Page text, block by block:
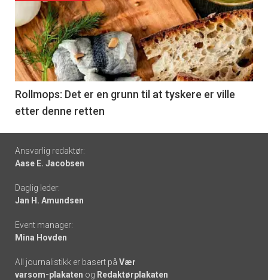
akkurat
nå
-
6
Rollmops: Det er en grunn til at tyskere er ville
etter denne retten
Footer
-
links
Ansvarlig redaktør:
Aase E. Jacobsen
Daglig leder:
Jan H. Amundsen
Event manager:
Mina Hovden
All journalistikk er basert på Vær
varsom-plakaten og Redaktørplakaten